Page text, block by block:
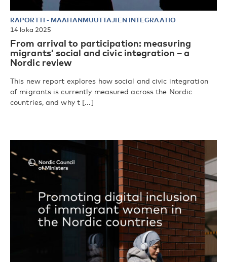
RAPORTTI - MAAHANMUUTTAJIEN INTEGRAATIO
14 loka 2025
From arrival to participation: measuring
migrants’ social and civic integration – a
Nordic review
This new report explores how social and civic integration
of migrants is currently measured across the Nordic
countries, and why t [...]